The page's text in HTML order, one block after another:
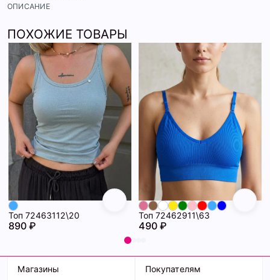
ОПИСАНИЕ
ПОХОЖИЕ ТОВАРЫ
Топ 72463112\20
890 ₽
Топ 72462911\63
490 ₽
Магазины Покупателям